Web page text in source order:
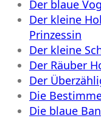
Der blaue
Der kleine
Prinzessin
Der kleine
Der Räuber
Der
Die
Die blaue